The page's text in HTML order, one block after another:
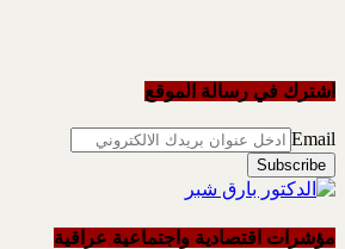
اشترك في رسالة الموقع
Email
مؤشرات اقتصادية واجتماعية عراقية